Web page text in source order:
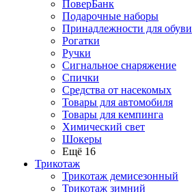
ПоверБанк
Подарочные наборы
Принадлежности для обуви
Рогатки
Ручки
Сигнальное снаряжение
Спички
Средства от насекомых
Товары для автомобиля
Товары для кемпинга
Химический свет
Шокеры
Ещё 16
Трикотаж
Трикотаж демисезонный
Трикотаж зимний